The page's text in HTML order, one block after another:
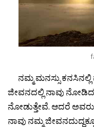
ನಮ್ಮ ಮನಸ್ಸು ಕನಸಿನಲ್ಲಿ
ಜೀವನದಲ್ಲಿ ನಾವು ನೋಡಿದ
ನೋಡುತ್ತೇವೆ. ಆದರೆ
ನಾವು ನಮ್ಮ